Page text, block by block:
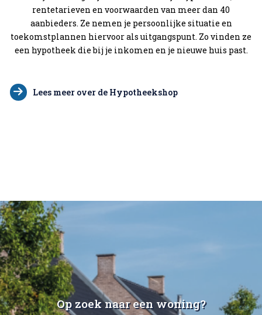
rentetarieven en voorwaarden van meer dan 40
aanbieders. Ze nemen je persoonlijke situatie en
toekomstplannen hiervoor als uitgangspunt. Zo vinden ze
een hypotheek die bij je inkomen en je nieuwe huis past.
Lees meer over de Hypotheekshop
Op zoek naar een woning?